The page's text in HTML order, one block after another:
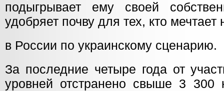
подыгрывает ему своей
удобряет почву для тех, кто
в России по украинскому сценарию.
За последние четыре года от
уровней отстранено свыше 3 300